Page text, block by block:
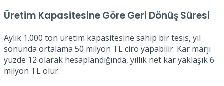
Üretim Kapasitesine Göre Geri Dönüş Süresi
Aylık 1.000 ton üretim kapasitesine sahip bir tesis, yıl
sonunda ortalama 50 milyon TL ciro yapabilir. Kar marjı
yüzde 12 olarak hesaplandığında, yıllık net kar yaklaşık 6
milyon TL olur.